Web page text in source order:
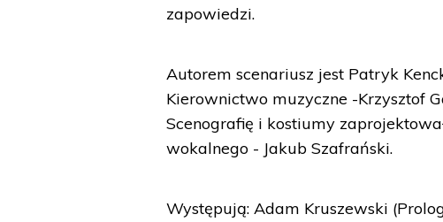
zapowiedzi.
Autorem scenariusz jest Patryk
Kierownictwo muzyczne -Krzysztof
Scenografię i kostiumy
wokalnego - Jakub Szafrański.
Występują: Adam Kruszewski